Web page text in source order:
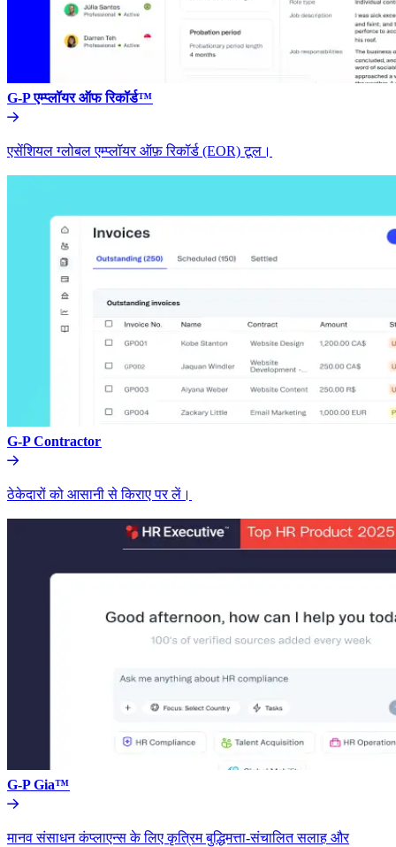
G-P एम्प्लॉयर ऑफ रिकॉर्ड™​​
एसेंशियल ग्लोबल एम्प्लॉयर ऑफ़ रिकॉर्ड (EOR) टूल।​​
G-P Contractor​​
ठेकेदारों को आसानी से किराए पर लें।​​
G-P Gia™​​
मानव संसाधन कंप्लाएन्स के लिए कृत्रिम बुद्धिमत्ता-संचालित सलाह और